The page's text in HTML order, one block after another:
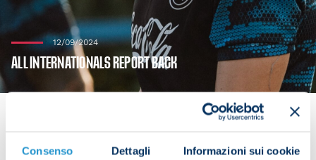
Consenso Dettagli Informazioni sui cookie
12/09/2024
ALL INTERNATIONALS REPORT BACK